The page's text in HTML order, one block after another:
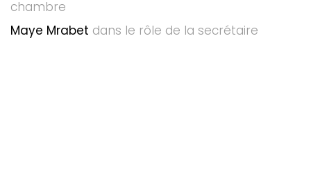
chambre
Maye Mrabet dans le rôle de la secrétaire